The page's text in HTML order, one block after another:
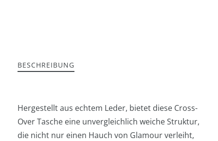
BESCHREIBUNG
Hergestellt aus echtem Leder, bietet diese Cross-
Over Tasche eine unvergleichlich weiche Struktur,
die nicht nur einen Hauch von Glamour verleiht,